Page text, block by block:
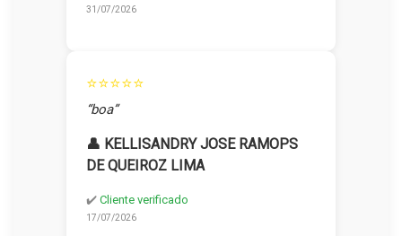
31/07/2026
⭐⭐⭐⭐⭐
“boa”
👤 KELLISANDRY JOSE RAMOPS
DE QUEIROZ LIMA
✔️ Cliente verificado
17/07/2026